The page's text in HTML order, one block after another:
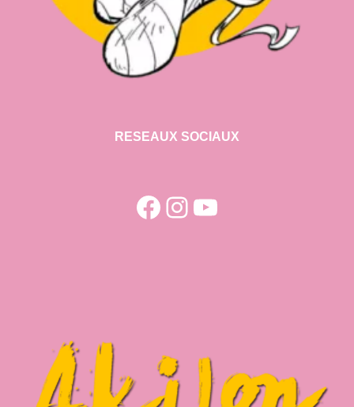
RESEAUX SOCIAUX
Facebook
Instagram
YouTube